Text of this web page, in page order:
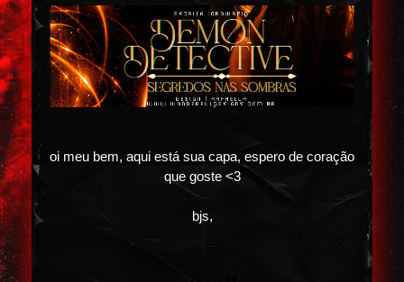
oi meu bem, aqui está sua capa, espero de coração
que goste <3
bjs,